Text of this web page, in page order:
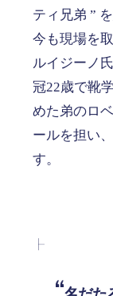
ティ兄弟 ”
今も現場を
ルイジーノ
冠22歳で靴
めた弟のロ
ールを担い
す。